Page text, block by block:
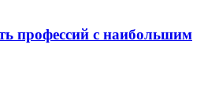
профессий с наибольшим